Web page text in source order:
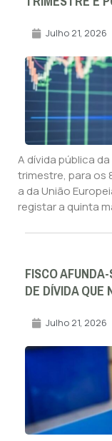
Julho 21, 2026
A dívida pública
trimestre, para os
a da União
registar a quinta
FISCO
DE DÍVIDA QUE
Julho 21, 2026